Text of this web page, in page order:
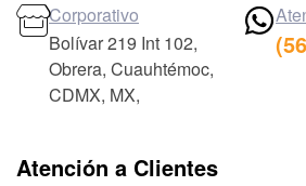
Atención a Clientes
Corporativo
Bolívar 219 Int 102,
Obrera, Cuauhtémoc,
CDMX, MX,